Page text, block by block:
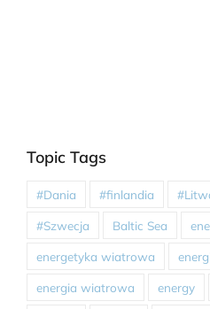
Topic Tags
#Dania #finlandia
#Szwecja Baltic Sea
energetyka wiatrowa
energia wiatrowa energy